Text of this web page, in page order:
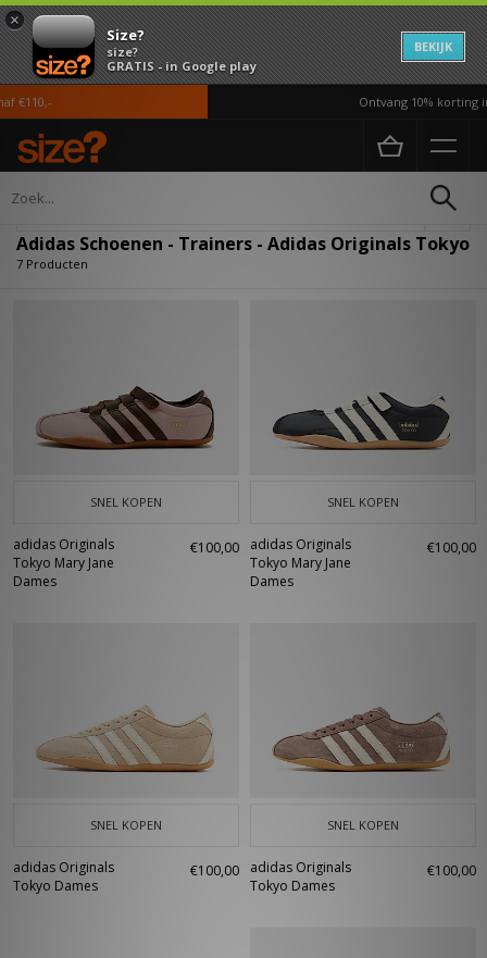
×
Size?
size?
GRATIS - in Google play
BEKIJK
Ontvang 10% korting in
Home Dames
Adidas Schoenen - Trainers - Adidas Originals Tokyo
7 Producten
SNEL KOPEN
adidas Originals
Tokyo Mary Jane
Dames
€100,00
SNEL KOPEN
adidas Originals
Tokyo Mary Jane
Dames
€100,00
SNEL KOPEN
adidas Originals
Tokyo Dames
€100,00
SNEL KOPEN
adidas Originals
Tokyo Dames
€100,00